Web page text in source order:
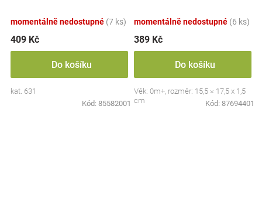
momentálně nedostupné (7 ks)
409 Kč
Do košíku
kat. 631
Kód: 85582001
momentálně nedostupné (6 ks)
389 Kč
Do košíku
Věk: 0m+, rozměr: 15,5 × 17,5 x 1,5
cm
Kód: 87694401